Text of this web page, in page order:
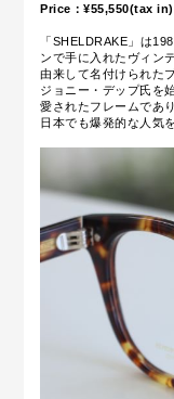
Price：¥55,550(tax in)
「SHELDRAKE」は
ンで手に入れたヴィン
由来して名付けられた
ジョニー・デップ氏を
愛されたフレームであ
日本でも爆発的な人気